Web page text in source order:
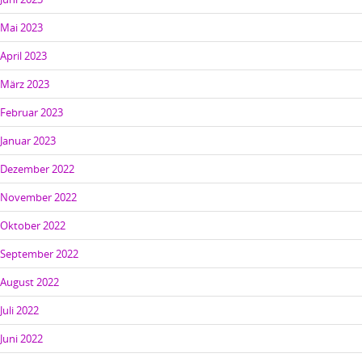
Mai 2023
April 2023
März 2023
Februar 2023
Januar 2023
Dezember 2022
November 2022
Oktober 2022
September 2022
August 2022
Juli 2022
Juni 2022